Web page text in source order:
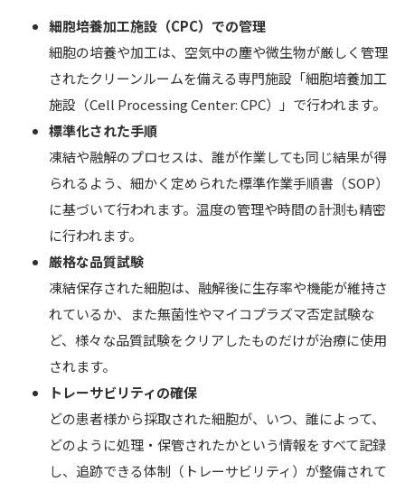
細胞培養加工施設（CPC）での管理
細胞の培養や加工は、空気中の塵や微生物が厳しく管理
されたクリーンルームを備える専門施設「細胞培養加工
施設（Cell Processing Center: CPC）」で行われます。
標準化された手順
凍結や融解のプロセスは、誰が作業しても同じ結果が得
られるよう、細かく定められた標準作業手順書（SOP）
に基づいて行われます。温度の管理や時間の計測も精密
に行われます。
厳格な品質試験
凍結保存された細胞は、融解後に生存率や機能が維持さ
れているか、また無菌性やマイコプラズマ否定試験な
ど、様々な品質試験をクリアしたものだけが治療に使用
されます。
トレーサビリティの確保
どの患者様から採取された細胞が、いつ、誰によって、
どのように処理・保管されたかという情報をすべて記録
し、追跡できる体制（トレーサビリティ）が整備されて